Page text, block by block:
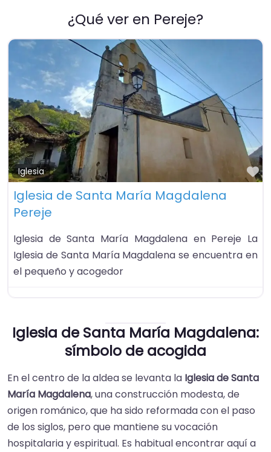
¿Qué ver en Pereje?
Iglesia
Iglesia de Santa María Magdalena
Pereje
Iglesia de Santa María Magdalena en Pereje La
Iglesia de Santa María Magdalena se encuentra en
el pequeño y acogedor
Iglesia de Santa María Magdalena:
símbolo de acogida
En el centro de la aldea se levanta la Iglesia de Santa
María Magdalena, una construcción modesta, de
origen románico, que ha sido reformada con el paso
de los siglos, pero que mantiene su vocación
hospitalaria y espiritual. Es habitual encontrar aquí a